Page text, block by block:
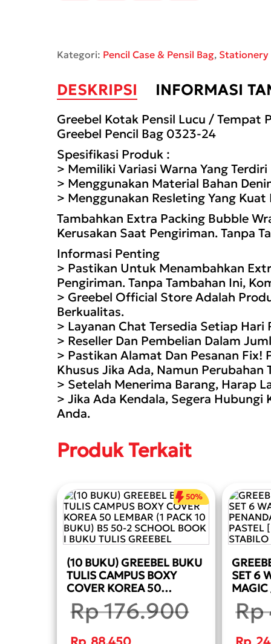
Kategori: Pencil Case & Pensil Bag, Stationery
DESKRIPSI INFORMASI
Greebel Kotak Pensil Lucu / Tempat
Greebel Pencil Bag 0323-24
Spesifikasi Produk :
> Memiliki Variasi Warna Yang
> Menggunakan Material Bahan
> Menggunakan Resleting Yang Kuat
Tambahkan Extra Packing Bubble
Kerusakan Saat Pengiriman. Tanpa
Informasi Penting
> Pastikan Untuk Menambahkan
Pengiriman. Tanpa Tambahan Ini,
> Greebel Official Store Adalah
Berkualitas.
> Layanan Chat Tersedia Setiap
> Reseller Dan Pembelian Dalam
> Pastikan Alamat Dan Pesanan
Khusus Jika Ada, Namun Perubahan
> Setelah Menerima Barang, Harap
> Jika Ada Kendala, Segera
Anda.
Produk Terkait
50%
(10 BUKU) GREEBEL BUKU
TULIS CAMPUS BOXY
COVER KOREA 50
LEMBAR (1 PACK 10 BUKU)
B5 50-2 SCHOOL BOOK I
BUKU TULIS GREEBEL
Rp176.900
Harga
aslinya
SET 6
SET 6
PASTEL
Rp
Harga
aslinya